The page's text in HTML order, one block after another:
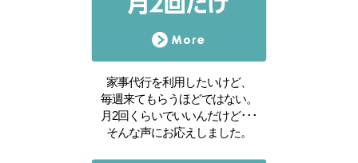
家事代行を利用したいけど、
毎週来てもらうほどではない。
月2回くらいでいいんだけど･･･
そんな声にお応えしました。